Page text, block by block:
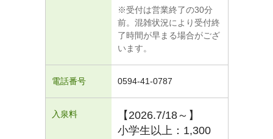
※受付は営業終了の30分
前。混雑状況により受付終
了時間が早まる場合がござ
います。
電話番号 0594-41-0787
入泉料
【2026.7/18～】
小学生以上：1,300